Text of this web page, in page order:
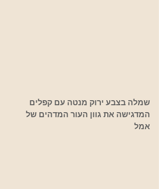
שמלה בצבע ירוק מנטה עם קפלים
המדגישה את גוון העור המדהים של
אמל